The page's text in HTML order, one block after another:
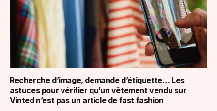
Recherche d’image, demande d’étiquette… Les
astuces pour vérifier qu’un vêtement vendu sur
Vinted n’est pas un article de fast fashion